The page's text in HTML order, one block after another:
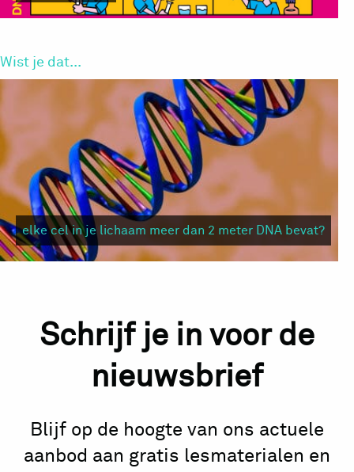
Wist je dat...
elke cel in je lichaam meer dan 2 meter DNA bevat?
Schrijf je in voor de
nieuwsbrief
Blijf op de hoogte van ons actuele
aanbod aan gratis lesmaterialen en